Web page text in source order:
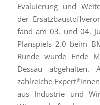
Evaluierung und
der
fand am 03. und 04.
Planspiels 2.0 beim
Runde wurde Ende
Dessau
zahlreiche
aus Industrie und